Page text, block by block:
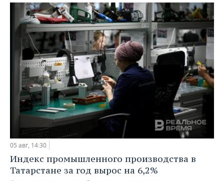
05 авг, 14:30
Индекс промышленного производства в
Татарстане за год вырос на 6,2%